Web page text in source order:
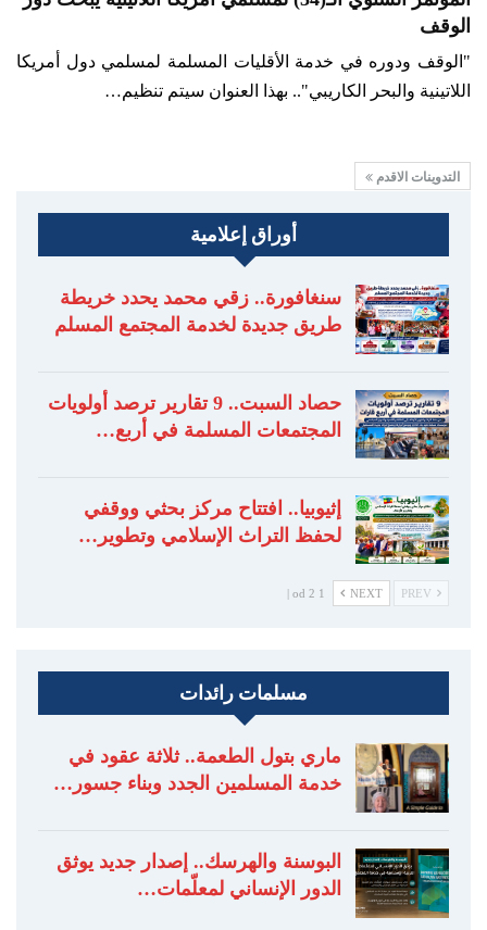
الوقف
"الوقف ودوره في خدمة الأقليات المسلمة لمسلمي دول أمريكا
اللاتينية والبحر الكاريبي".. بهذا العنوان سيتم تنظيم…
التدوينات الاقدم
أوراق إعلامية
سنغافورة.. زقي محمد يحدد خريطة
طريق جديدة لخدمة المجتمع المسلم
حصاد السبت.. 9 تقارير ترصد أولويات
المجتمعات المسلمة في أربع…
إثيوبيا.. افتتاح مركز بحثي ووقفي
لحفظ التراث الإسلامي وتطوير…
NEXT
1 od 2 |
مسلمات رائدات
ماري بتول الطعمة.. ثلاثة عقود في
خدمة المسلمين الجدد وبناء جسور…
البوسنة والهرسك.. إصدار جديد يوثق
الدور الإنساني لمعلّمات…